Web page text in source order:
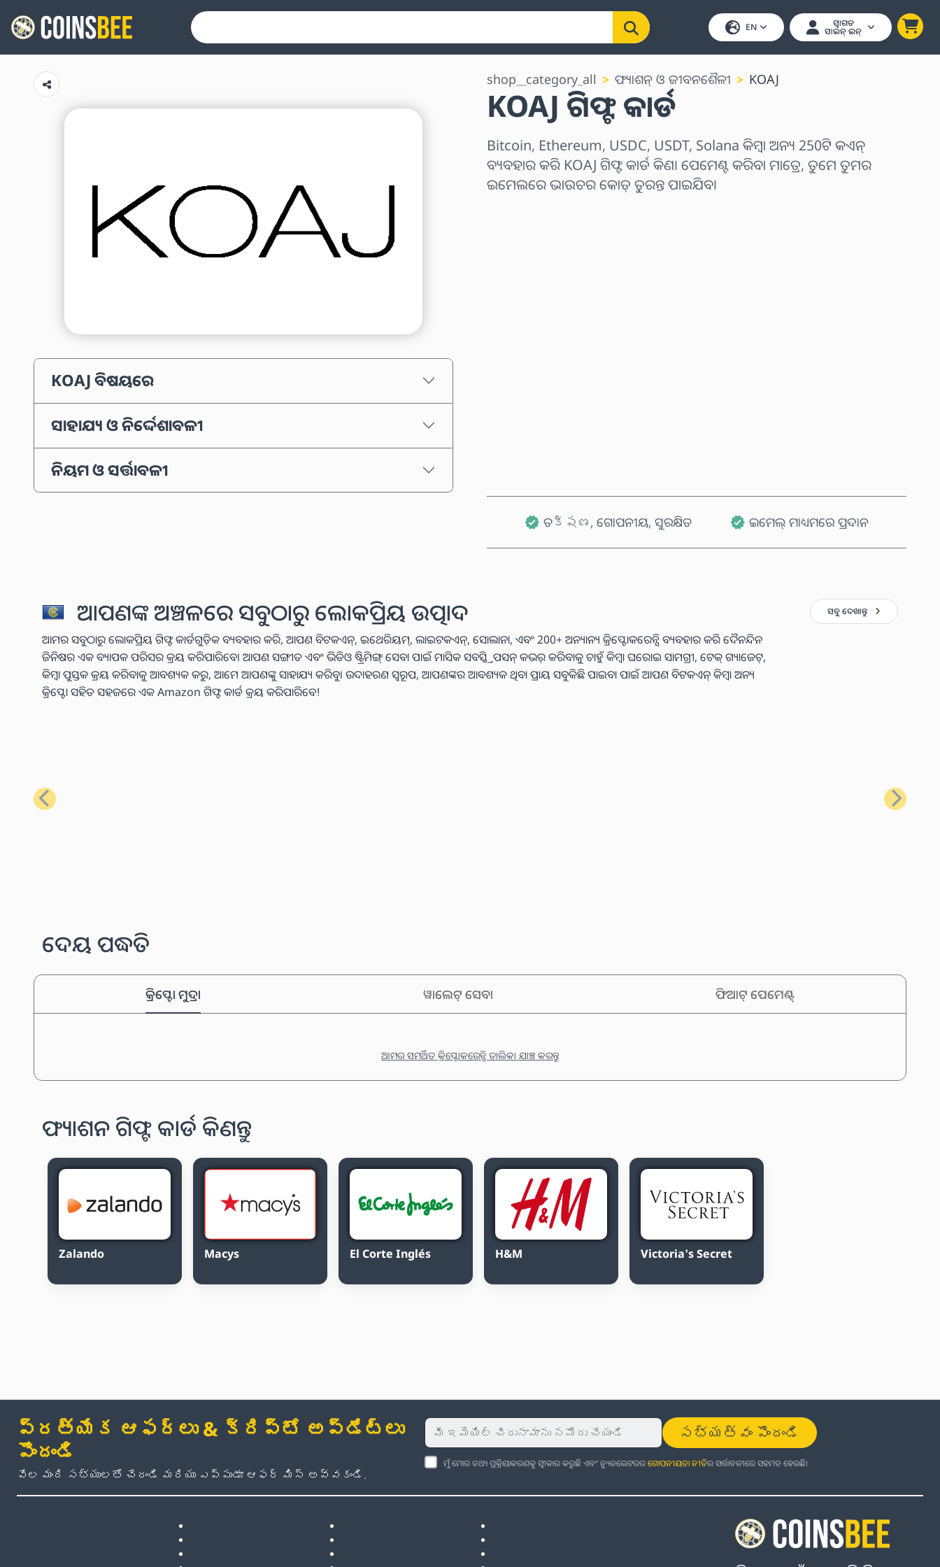
EN ସ୍ୱାଗତ
ସାଇନ୍ ଇନ୍
KOAJ ବିଷୟରେ
ସାହାଯ୍ୟ ଓ ନିର୍ଦ୍ଦେଶାବଳୀ
ନିୟମ ଓ ସର୍ତ୍ତାବଳୀ
shop__category_all ଫ୍ୟାଶନ୍ ଓ ଜୀବନଶୈଳୀ KOAJ
KOAJ ଗିଫ୍ଟ କାର୍ଡ
Bitcoin, Ethereum, USDC, USDT, Solana କିମ୍ବା ଅନ୍ୟ 250ଟି କଏନ୍
ବ୍ୟବହାର କରି KOAJ ଗିଫ୍ଟ କାର୍ଡ କିଣ। ପେମେଣ୍ଟ କରିବା ମାତ୍ରେ, ତୁମେ ତୁମର
ଇମେଲରେ ଭାଉଚର କୋଡ୍ ତୁରନ୍ତ ପାଇଯିବ।
ତక్షణ, ଗୋପନୀୟ, ସୁରକ୍ଷିତ ଇମେଲ୍ ମାଧ୍ୟମରେ ପ୍ରଦାନ
ଆପଣଙ୍କ ଅଞ୍ଚଳରେ ସବୁଠାରୁ ଲୋକପ୍ରିୟ ଉତ୍ପାଦ
ଆମର ସବୁଠାରୁ ଲୋକପ୍ରିୟ ଗିଫ୍ଟ କାର୍ଡଗୁଡ଼ିକ ବ୍ୟବହାର କରି, ଆପଣ ବିଟକଏନ୍, ଇଥେରିୟମ୍, ଲାଇଟକଏନ୍, ସୋଲାନା, ଏବଂ 200+ ଅନ୍ୟାନ୍ୟ କ୍ରିପ୍ଟୋକରେନ୍ସି ବ୍ୟବହାର କରି ଦୈନନ୍ଦିନ
ଜିନିଷର ଏକ ବ୍ୟାପକ ପରିସର କ୍ରୟ କରିପାରିବେ। ଆପଣ ସଙ୍ଗୀତ ଏବଂ ଭିଡିଓ ଷ୍ଟ୍ରିମିଙ୍ଗ୍ ସେବା ପାଇଁ ମାସିକ ସବସ୍କ୍ରିପସନ୍ କଭର୍ କରିବାକୁ ଚାହୁଁ କିମ୍ବା ଘରୋଇ ସାମଗ୍ରୀ, ଟେକ୍ ଗ୍ୟାଜେଟ୍,
କିମ୍ବା ପୁସ୍ତକ କ୍ରୟ କରିବାକୁ ଆବଶ୍ୟକ କରୁ, ଆମେ ଆପଣଙ୍କୁ ସାହାଯ୍ୟ କରିବୁ। ଉଦାହରଣ ସ୍ୱରୂପ, ଆପଣଙ୍କର ଆବଶ୍ୟକ ଥିବା ପ୍ରାୟ ସବୁକିଛି ପାଇବା ପାଇଁ ଆପଣ ବିଟକଏନ୍ କିମ୍ବା ଅନ୍ୟ
କ୍ରିପ୍ଟୋ ସହିତ ସହଜରେ ଏକ Amazon ଗିଫ୍ଟ କାର୍ଡ କ୍ରୟ କରିପାରିବେ!
ସବୁ ଦେଖାନ୍ତୁ
ପୂର୍ବ ପରବର୍ତ୍ତୀ
ଦେୟ ପଦ୍ଧତି
କ୍ରିପ୍ଟୋ ମୁଦ୍ରା ୱାଲେଟ୍ ସେବା ଫିଆଟ୍ ପେମେଣ୍ଟ୍
ଆମର ସମର୍ଥିତ କ୍ରିପ୍ଟୋକରେନ୍ସି ତାଲିକା ଯାଞ୍ଚ କରନ୍ତୁ
ଫ୍ୟାଶନ ଗିଫ୍ଟ କାର୍ଡ କିଣନ୍ତୁ
Zalando Macys El Corte Inglés H&M Victoria's Secret
ప్రత్యేక ఆఫర్లు & క్రిప్టో అప్‌డేట్‌లు
పొందండి
వేల మంది సభ్యులతో చేరండి మరియు ఎప్పుడూ ఆఫర్ మిస్ అవ్వకండి.
సభ్యత్వం పొందండి
ମୁଁ ମୋର ତଥ୍ୟ ପ୍ରକ୍ରିୟାକରଣକୁ ସ୍ୱୀକାର କରୁଛି ଏବଂ ନ୍ୟୁଜଲେଟରରଗୋପନୀୟତା ନୀତିର ସର୍ତ୍ତାବଳୀରେ ସହମତ ହେଉଛି।